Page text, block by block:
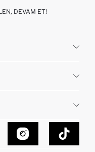
DEVAM ET!